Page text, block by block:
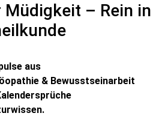
Müdigkeit – Rein in
aus
& Bewusstseinarbeit